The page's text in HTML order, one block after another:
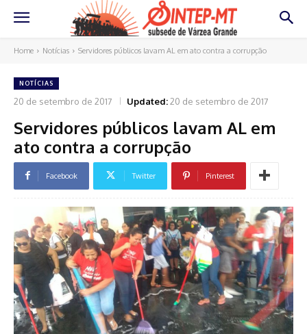
Home Notícias Servidores públicos lavam AL em ato contra a corrupção
NOTÍCIAS
20 de setembro de 2017 Updated:20 de setembro de 2017
Servidores públicos lavam AL em
ato contra a corrupção
Facebook Twitter Pinterest